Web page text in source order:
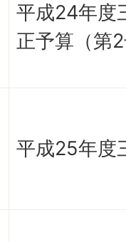
平成24年度
正予算（第2
平成25年度